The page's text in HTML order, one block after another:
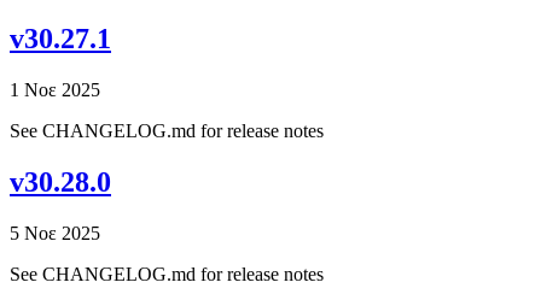
v30.27.1
1 Νοε 2025
See CHANGELOG.md for release notes
v30.28.0
5 Νοε 2025
See CHANGELOG.md for release notes